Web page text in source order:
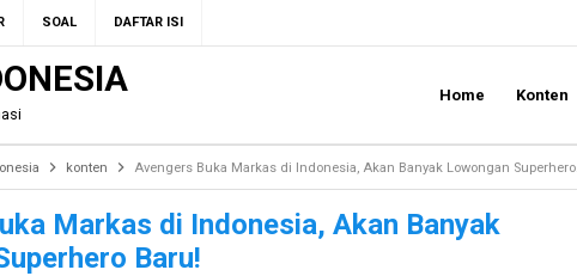
SOAL DAFTAR ISI
Home Konten
konten Avengers Buka Markas di Indonesia, Akan Banyak Lowongan Superhero Baru!
Markas di Indonesia, Akan Banyak
Baru!